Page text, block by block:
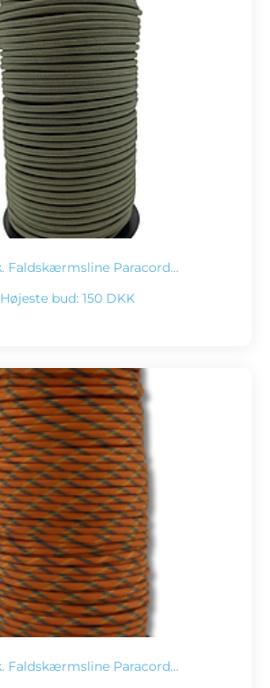
Faldskærmsline Paracord…
Højeste bud: 150 DKK
Faldskærmsline Paracord…